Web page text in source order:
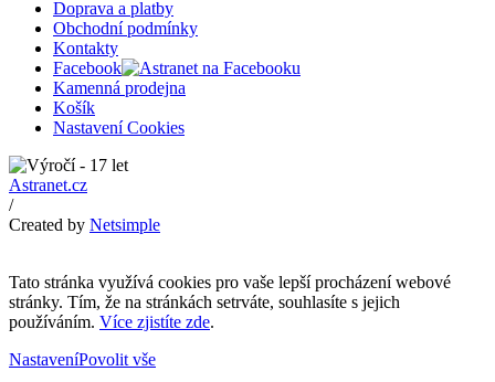
Doprava a platby
Obchodní podmínky
Kontakty
Facebook
Kamenná prodejna
Košík
Nastavení Cookies
Astranet.cz
/
Created by Netsimple
Tato stránka využívá cookies pro vaše lepší procházení webové
stránky. Tím, že na stránkách setrváte, souhlasíte s jejich
používáním. Více zjistíte zde.
NastaveníPovolit vše